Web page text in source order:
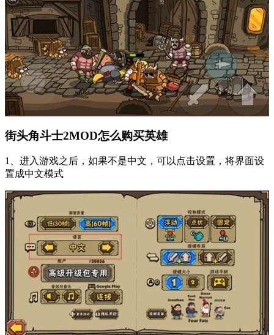
街头角斗士2MOD怎么购买英雄
1、进入游戏之后，如果不是中文，可以点击设置，将界面设
置成中文模式